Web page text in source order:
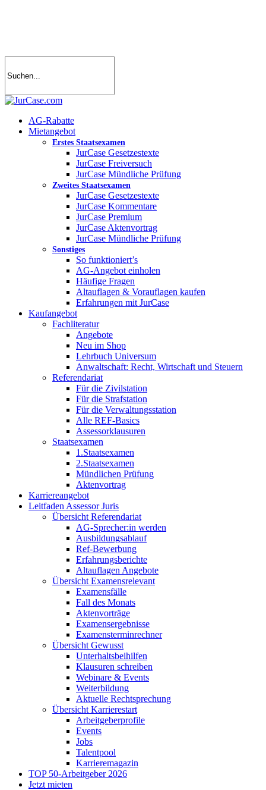
search
account
Menu
AG-Rabatte
Mietangebot
Erstes Staatsexamen
JurCase Gesetzestexte
JurCase Freiversuch
JurCase Mündliche Prüfung
Zweites Staatsexamen
JurCase Gesetzestexte
JurCase Kommentare
JurCase Premium
JurCase Aktenvortrag
JurCase Mündliche Prüfung
Sonstiges
So funktioniert’s
AG-Angebot einholen
Häufige Fragen
Altauflagen & Vorauflagen kaufen
Erfahrungen mit JurCase
Kaufangebot
Fachliteratur
Angebote
Neu im Shop
Lehrbuch Universum
Anwaltschaft: Recht, Wirtschaft und Steuern
Referendariat
Für die Zivilstation
Für die Strafstation
Für die Verwaltungsstation
Alle REF-Basics
Assessorklausuren
Staatsexamen
1.Staatsexamen
2.Staatsexamen
Mündlichen Prüfung
Aktenvortrag
Karriereangebot
Leitfaden Assessor Juris
Übersicht Referendariat
AG-Sprecher:in werden
Ausbildungsablauf
Ref-Bewerbung
Erfahrungsberichte
Altauflagen Angebote
Übersicht Examensrelevant
Examensfälle
Fall des Monats
Aktenvorträge
Examensergebnisse
Examensterminrechner
Übersicht Gewusst
Unterhaltsbeihilfen
Klausuren schreiben
Webinare & Events
Weiterbildung
Aktuelle Rechtsprechung
Übersicht Karrierestart
Arbeitgeberprofile
Events
Jobs
Talentpool
Karrieremagazin
TOP 50-Arbeitgeber 2026
Jetzt mieten